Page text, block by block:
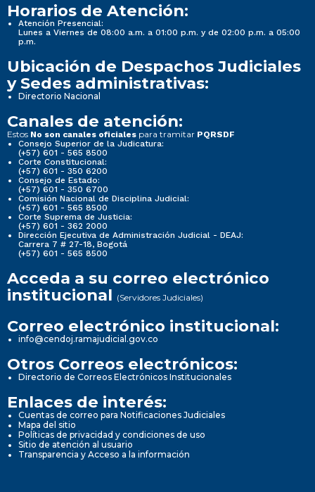
Horarios de Atención:
Atención Presencial:
Lunes a Viernes de 08:00 a.m. a 01:00 p.m. y de 02:00 p.m. a 05:00
p.m.
Ubicación de Despachos Judiciales
y Sedes administrativas:
Directorio Nacional
Canales de atención:
Estos No son canales oficiales para tramitar PQRSDF
Consejo Superior de la Judicatura:
(+57) 601 - 565 8500
Corte Constitucional:
(+57) 601 - 350 6200
Consejo de Estado:
(+57) 601 - 350 6700
Comisión Nacional de Disciplina Judicial:
(+57) 601 - 565 8500
Corte Suprema de Justicia:
(+57) 601 - 362 2000
Dirección Ejecutiva de Administración Judicial - DEAJ:
Carrera 7 # 27-18, Bogotá
(+57) 601 - 565 8500
Acceda a su correo electrónico
institucional (Servidores Judiciales)
Correo electrónico institucional:
info@cendoj.ramajudicial.gov.co
Otros Correos electrónicos:
Directorio de Correos Electrónicos Institucionales
Enlaces de interés:
Cuentas de correo para Notificaciones Judiciales
Mapa del sitio
Políticas de privacidad y condiciones de uso
Sitio de atención al usuario
Transparencia y Acceso a la información